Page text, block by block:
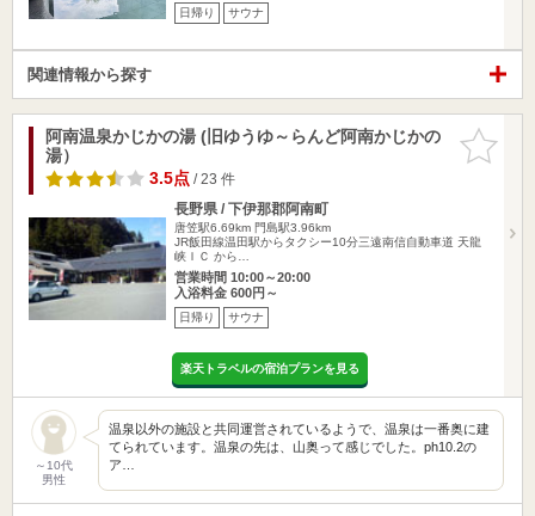
日帰り サウナ
関連情報から探す
お気に入
りに追加
阿南温泉かじかの湯 (旧ゆうゆ～らんど阿南かじかの
湯）
3.5点/ 23 件
長野県 / 下伊那郡阿南町
唐笠駅6.69km 門島駅3.96km
JR飯田線温田駅からタクシー10分三遠南信自動車道 天龍
峡ＩＣ から…
営業時間 10:00～20:00
入浴料金 600円～
日帰り サウナ
楽天トラベルの宿泊プランを見る
～10代
男性
温泉以外の施設と共同運営されているようで、温泉は一番奥に建
てられています。温泉の先は、山奥って感じでした。ph10.2の
ア…